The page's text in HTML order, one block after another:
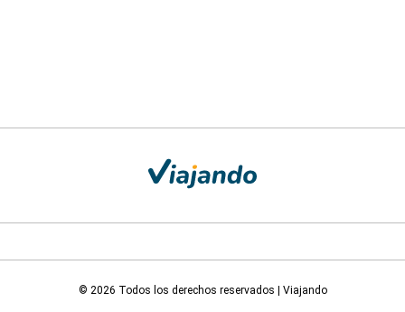
© 2026 Todos los derechos reservados | Viajando